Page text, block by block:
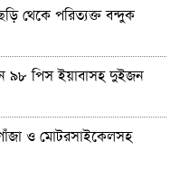
থেকে পরিত্যক্ত বন্দুক
৯৮ পিস ইয়াবাসহ দুইজন
ও মোটরসাইকেলসহ